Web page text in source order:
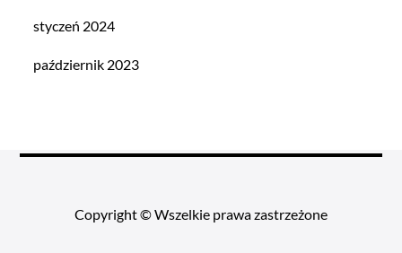
styczeń 2024
październik 2023
Copyright © Wszelkie prawa zastrzeżone